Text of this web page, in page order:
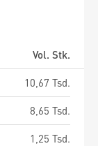
Vol. Stk.
10,67 Tsd.
8,65 Tsd.
1,25 Tsd.